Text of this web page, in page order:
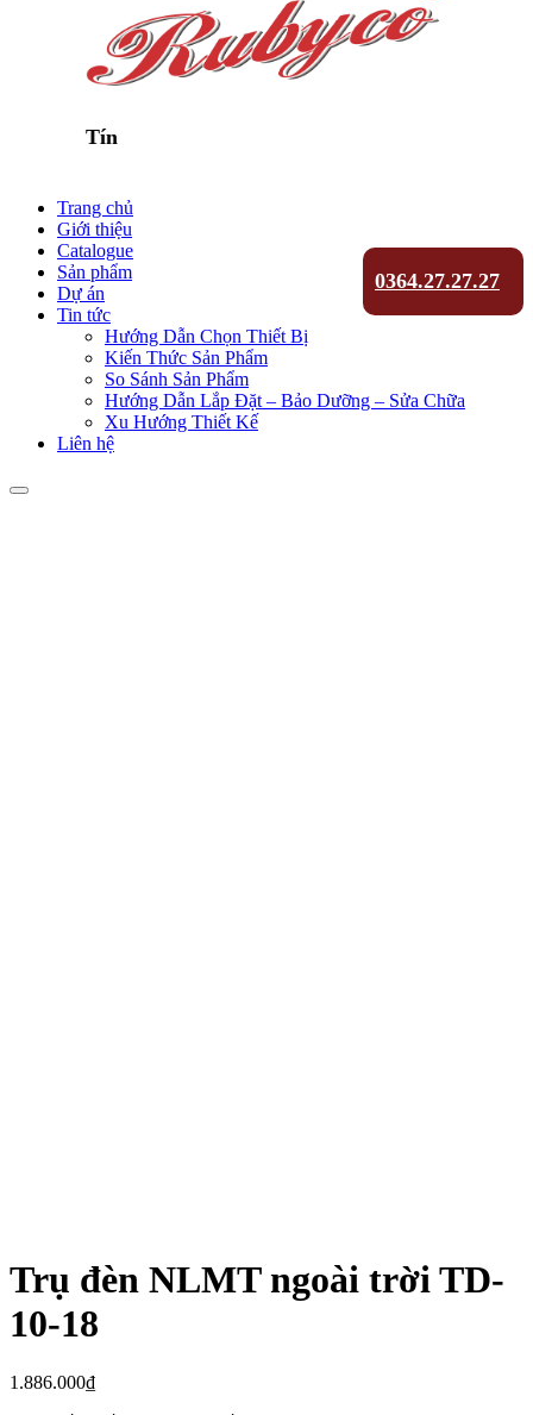
0364.27.27.27
Trang chủ
Giới thiệu
Catalogue
Sản phẩm
Dự án
Tin tức
Hướng Dẫn Chọn Thiết Bị
Kiến Thức Sản Phẩm
So Sánh Sản Phẩm
Hướng Dẫn Lắp Đặt – Bảo Dưỡng – Sửa Chữa
Xu Hướng Thiết Kế
Liên hệ
Trụ đèn NLMT ngoài trời TD-
10-18
1.886.000₫